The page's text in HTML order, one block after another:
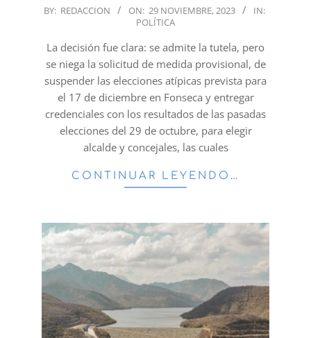
2023-
29
BY: REDACCION ON: 29 NOVIEMBRE, 2023
IN:
POLÍTICA
La decisión fue clara: se admite la tutela, pero
se niega la solicitud de medida provisional, de
suspender las elecciones atípicas prevista para
el 17 de diciembre en Fonseca y entregar
credenciales con los resultados de las pasadas
elecciones del 29 de octubre, para elegir
alcalde y concejales, las cuales
CONTINUAR LEYENDO…